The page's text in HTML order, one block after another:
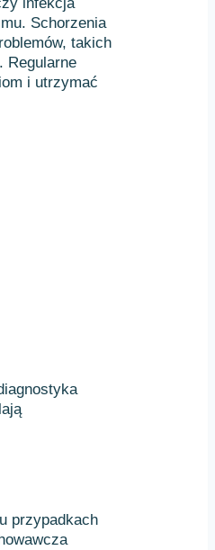
Schorzenia
takich
Regularne
i utrzymać
przypadkach